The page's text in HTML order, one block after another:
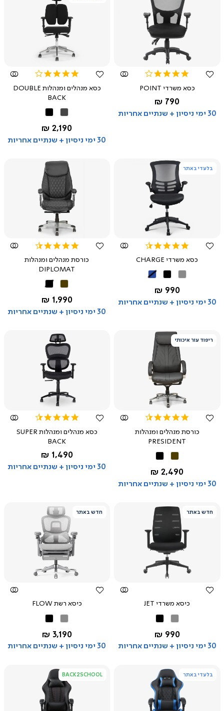
צפייה
מהירה
4.1
rating
כסא משרדי POINT
החל מ-
790 ₪
30 ימי ניסיון + שנתיים אחריות
צפייה
מהירה
rating
כסא מנהלים ומנהלות DOUBLE
BACK
החל מ-
2,190 ₪
30 ימי ניסיון + שנתיים אחריות
בלעדי באתר
צפייה
מהירה
4.3
rating
כסא משרדי CHARGE
שחורכחול
החל מ-
990 ₪
30 ימי ניסיון + שנתיים אחריות
צפייה
מהירה
rating
כורסת מנהלים ומנהלות
DIPLOMAT
שחור
החל מ-
1,990 ₪
30 ימי ניסיון + שנתיים אחריות
ריפוד עור איכותי
צפייה
מהירה
4.4
rating
כורסת מנהלים ומנהלות
PRESIDENT
החל מ-
2,490 ₪
30 ימי ניסיון + שנתיים אחריות
צפייה
מהירה
rating
כסא מנהלים ומנהלות SUPER
BACK
החל מ-
1,490 ₪
30 ימי ניסיון + שנתיים אחריות
שחור
חדש באתר
צפייה
מהירה
כיסא משרדי JET
החל מ-
990 ₪
30 ימי ניסיון + שנתיים אחריות
חדש באתר
צפייה
מהירה
כיסא רשת FLOW
החל מ-
3,190 ₪
30 ימי ניסיון + שנתיים אחריות
בלעדי באתר BACK2SCHOOL